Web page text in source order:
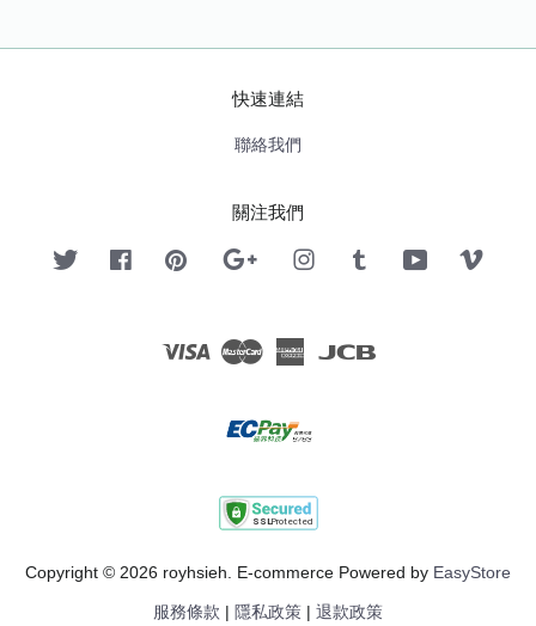
快速連結
聯絡我們
關注我們
Twitter FacebookPinterest Google InstagramTumblr YouTube
Visa Master American
Copyright © 2026 royhsieh. E-commerce Powered by EasyStore
服務條款 隱私政策 退款政策